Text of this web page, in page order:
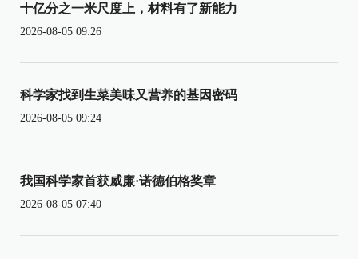
十亿分之一米尺度上，材料有了新能力
2026-08-05 09:26
科学家找到生菜美味又营养的基因密码
2026-08-05 09:24
我国科学家首获威廉·诺德伯格奖章
2026-08-05 07:40